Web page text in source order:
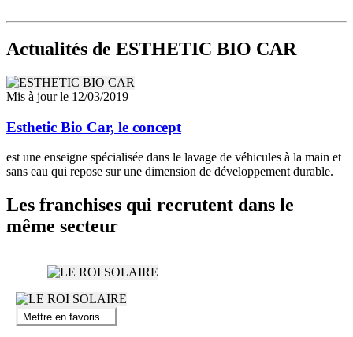
Actualités de ESTHETIC BIO CAR
Mis à jour le 12/03/2019
Esthetic Bio Car, le concept
est une enseigne spécialisée dans le lavage de véhicules à la main et
sans eau qui repose sur une dimension de développement durable.
Les franchises qui recrutent dans le
même secteur
Mettre en favoris